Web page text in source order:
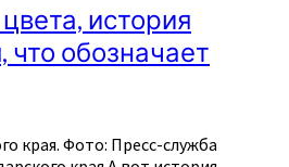
история
что обозначает
края. Фото: Пресс-служба